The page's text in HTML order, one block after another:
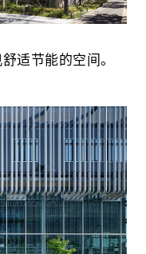
适节能的空间。